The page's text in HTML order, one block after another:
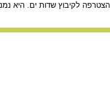
סנש, "הצנחנית שלא שבה", עלתה לארץ ב-1939